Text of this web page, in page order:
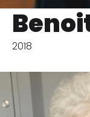
2018